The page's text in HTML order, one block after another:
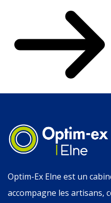
Optim-Ex Elne est un
accompagne les artisans,